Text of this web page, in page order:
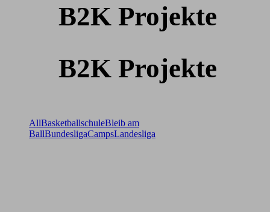
B2K Projekte
B2K Projekte
AllBasketballschuleBleib am
BallBundesligaCampsLandesliga